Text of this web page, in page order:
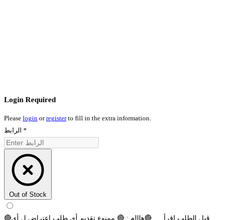
Login Required
Please login orregisterto fill in the extra information.
*
Out of Stock
🔴قبل الطلب اقرأ .... 🔴هااام : 🔴 ممنوع تقديم أي طلب اعتراض ل أي